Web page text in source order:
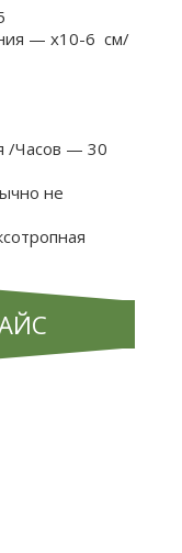
— x10-6 см/
/Часов — 30
не